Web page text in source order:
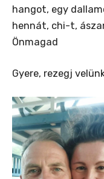
hangot, egy
hennát, chi-t,
Önmagad
Gyere, rezegj